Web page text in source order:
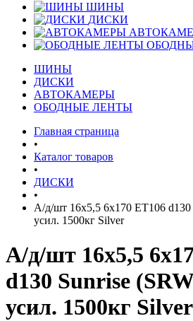
ШИНЫ
ДИСКИ
ШИНЫ
ДИСКИ
АВТОКАМЕРЫ
ОБОДНЫЕ ЛЕНТЫ
Главная страница
•
Каталог товаров
•
ДИСКИ
•
А/д/шт 16x5,5 6x170 ЕТ106 d130
усил. 1500кг Silver
А/д/шт 16x5,5
d130 Sunrise
усил. 1500кг Silver